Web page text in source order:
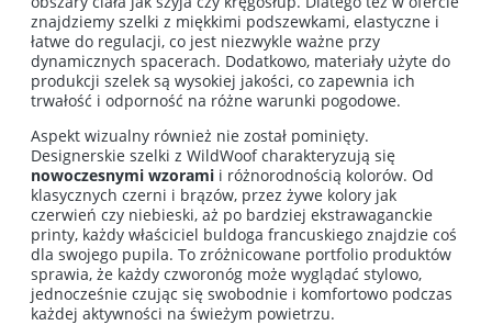
znajdziemy szelki z miękkimi podszewkami, elastyczne i
łatwe do regulacji, co jest niezwykle ważne przy
dynamicznych spacerach. Dodatkowo, materiały użyte do
produkcji szelek są wysokiej jakości, co zapewnia ich
trwałość i odporność na różne warunki pogodowe.
Aspekt wizualny również nie został pominięty.
Designerskie szelki z WildWoof charakteryzują się
nowoczesnymi wzorami i różnorodnością kolorów. Od
klasycznych czerni i brązów, przez żywe kolory jak
czerwień czy niebieski, aż po bardziej ekstrawaganckie
printy, każdy właściciel buldoga francuskiego znajdzie coś
dla swojego pupila. To zróżnicowane portfolio produktów
sprawia, że każdy czworonóg może wyglądać stylowo,
jednocześnie czując się swobodnie i komfortowo podczas
każdej aktywności na świeżym powietrzu.